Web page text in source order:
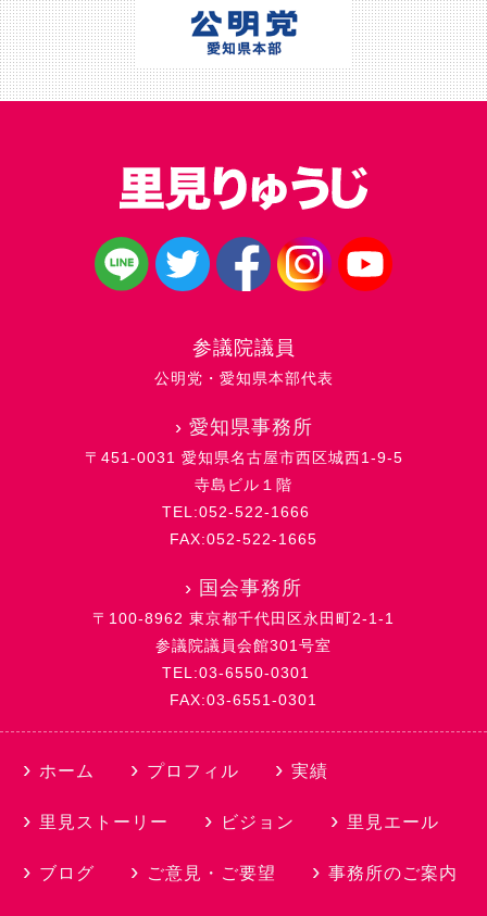
参議院議員
公明党・愛知県本部代表
› 愛知県事務所
〒451-0031 愛知県名古屋市西区城西1-9-5
寺島ビル１階
TEL:052-522-1666
FAX:052-522-1665
› 国会事務所
〒100-8962 東京都千代田区永田町2-1-1
参議院議員会館301号室
TEL:03-6550-0301
FAX:03-6551-0301
ホーム プロフィル 実績
里見ストーリー ビジョン 里見エール
ブログ ご意見・ご要望 事務所のご案内